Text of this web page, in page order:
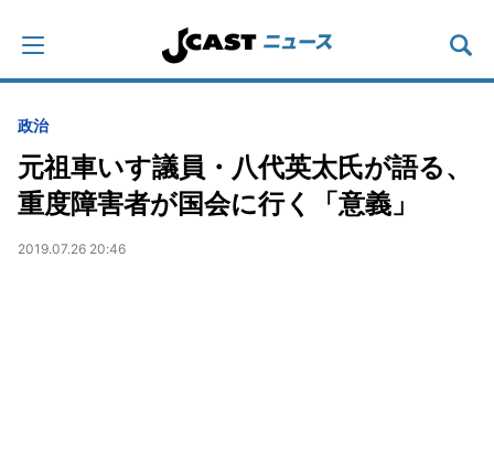
政治
元祖車いす議員・八代英太氏が語る、
重度障害者が国会に行く「意義」
2019.07.26 20:46